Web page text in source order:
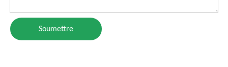
Soumettre